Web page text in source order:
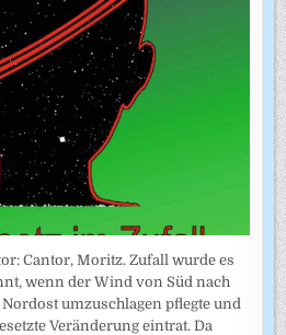
Cantor, Moritz. Zufall wurde es
wenn der Wind von Süd nach
umzuschlagen pflegte und
Veränderung eintrat. Da